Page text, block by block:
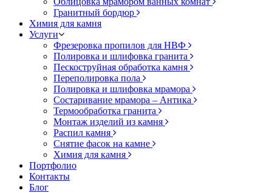
Гранитный бордюр
Химия для камня
Услуги
Фрезеровка пропилов для НВФ
Полировка и шлифовка гранита
Пескоструйная обработка камня
Переполировка пола
Полировка и шлифовка мрамора
Состаривание мрамора – Антика
Термообработка гранита
Монтаж изделий из камня
Распил камня
Снятие фасок на камне
Химия для камня
Портфолио
Контакты
Блог